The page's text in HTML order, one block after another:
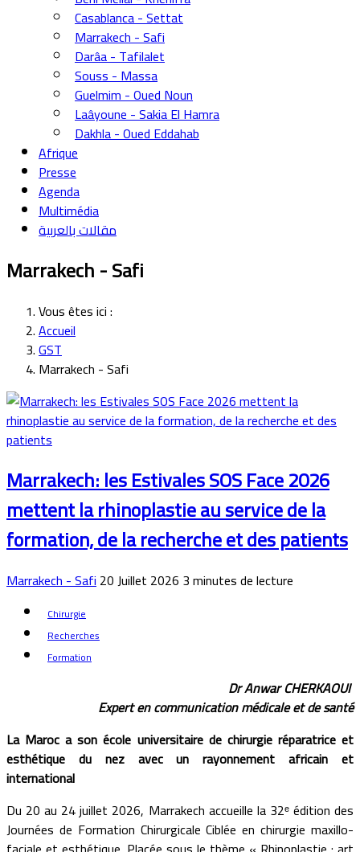
Casablanca - Settat
Marrakech - Safi
Darâa - Tafilalet
Souss - Massa
Guelmim - Oued Noun
Laâyoune - Sakia El Hamra
Dakhla - Oued Eddahab
Afrique
Presse
Agenda
Multimédia
مقالات بالعربية
Marrakech - Safi
Vous êtes ici :
Accueil
GST
Marrakech - Safi
Marrakech: les Estivales SOS Face 2026
mettent la rhinoplastie au service de la
formation, de la recherche et des patients
Marrakech - Safi20 Juillet 2026 3minutes de lecture
Chirurgie
Recherches
Formation
Dr Anwar CHERKAOUI
Expert en communication médicale et de santé
La Maroc a son école universitaire de chirurgie réparatrice et
esthétique du nez avec un rayonnement africain et
international
Du 20 au 24 juillet 2026, Marrakech accueille la 32ᵉ édition des
Journées de Formation Chirurgicale Ciblée en chirurgie maxillo-